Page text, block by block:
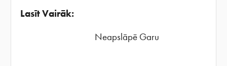
Lasīt Vairāk:
Neapslāpē Garu